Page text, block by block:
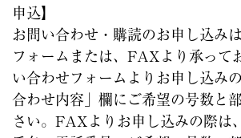
申込】
お問い合わせ・購読のお申し込み
フォームまたは、FAXより承って
い合わせフォームよりお申し込み
合わせ内容」欄にご希望の号数と
さい。FAXよりお申し込みの際は